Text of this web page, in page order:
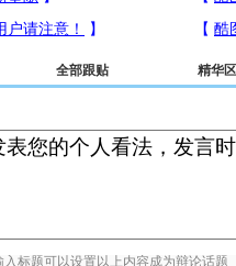
全部跟贴 精华区